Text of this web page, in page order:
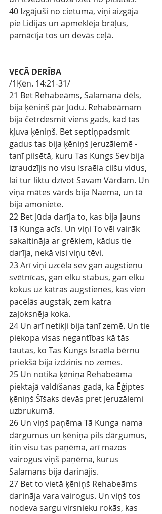
40 Izgājuši no cietuma, viņi aizgāja
pie Lidijas un apmeklēja brāļus,
pamācīja tos un devās ceļā.
VECĀ DERĪBA
/1Ķēn. 14:21-31/
21 Bet Rehabeāms, Salamana dēls,
bija ķēniņš pār Jūdu. Rehabeāmam
bija četrdesmit viens gads, kad tas
kļuva ķēniņš. Bet septiņpadsmit
gadus tas bija ķēniņš Jeruzālemē -
tanī pilsētā, kuru Tas Kungs Sev bija
izraudzījis no visu Israēla cilšu vidus,
lai tur liktu dzīvot Savam Vārdam. Un
viņa mātes vārds bija Naema, un tā
bija amoniete.
22 Bet Jūda darīja to, kas bija ļauns
Tā Kunga acīs. Un viņi To vēl vairāk
sakaitināja ar grēkiem, kādus tie
darīja, nekā visi viņu tēvi.
23 Arī viņi uzcēla sev gan augstieņu
svētnīcas, gan elku stabus, gan elku
kokus uz katras augstienes, kas vien
pacēlās augstāk, zem katra
zaļoksnēja koka.
24 Un arī netikļi bija tanī zemē. Un tie
piekopa visas negantības kā tās
tautas, ko Tas Kungs Israēla bērnu
priekšā bija izdzinis no zemes.
25 Un notika ķēniņa Rehabeāma
piektajā valdīšanas gadā, ka Ēģiptes
ķēniņš Šīšaks devās pret Jeruzālemi
uzbrukumā.
26 Un viņš paņēma Tā Kunga nama
dārgumus un ķēniņa pils dārgumus,
itin visu tas paņēma, arī mazos
vairogus viņš paņēma, kurus
Salamans bija darinājis.
27 Bet to vietā ķēniņš Rehabeāms
darināja vara vairogus. Un viņš tos
nodeva sargu virsnieku rokās, kas